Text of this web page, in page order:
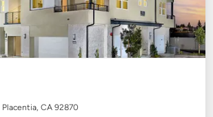
Placentia, CA 92870